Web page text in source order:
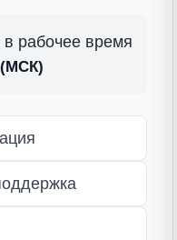
рабочее время
(МСК)